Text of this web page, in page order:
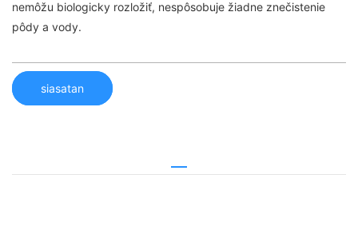
nemôžu biologicky rozložiť, nespôsobuje žiadne znečistenie
pôdy a vody.
siasatan